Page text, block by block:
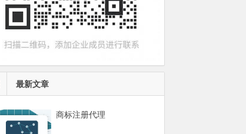
最新文章
商标注册代理